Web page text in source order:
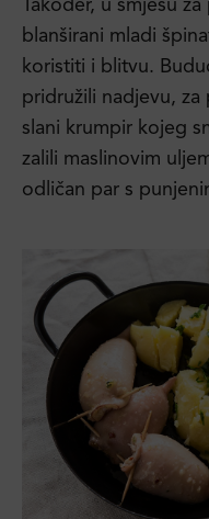
Također, u smjesu
blanširani mladi
koristiti i blitvu.
pridružili nadjevu, za
slani krumpir kojeg
zalili maslinovim
odličan par s